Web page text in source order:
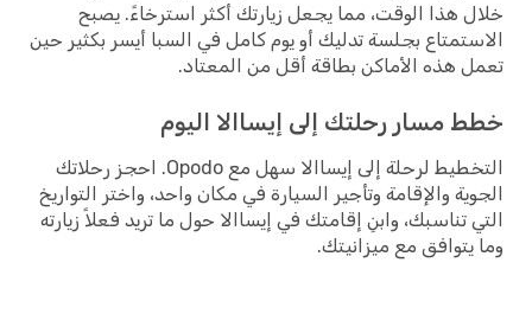
خلال هذا الوقت، مما يجعل زيارتك أكثر استرخاءً. يصبح
الاستمتاع بجلسة تدليك أو يوم كامل في السبا أيسر بكثير حين
تعمل هذه الأماكن بطاقة أقل من المعتاد.
خطط مسار رحلتك إلى إيساالا اليوم
التخطيط لرحلة إلى إيساالا سهل مع Opodo. احجز رحلاتك
الجوية والإقامة وتأجير السيارة في مكان واحد، واختر التواريخ
التي تناسبك، وابنِ إقامتك في إيساالا حول ما تريد فعلاً زيارته
وما يتوافق مع ميزانيتك.